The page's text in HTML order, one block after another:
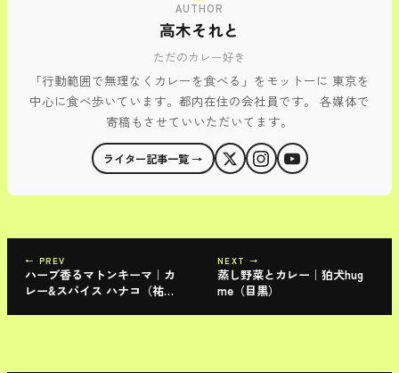
AUTHOR
高木それと
ただのカレー好き
「行動範囲で無理なくカレーを食べる」をモットーに 東京を
中心に食べ歩いています。都内在住の会社員です。 各媒体で
寄稿もさせていいただいてます。
ライター記事一覧 →
← PREV
ハーブ香るマトンキーマ｜カ
レー&スパイス ハナコ（祐天
NEXT →
蒸し野菜とカレー｜狛犬hug
me（目黒）